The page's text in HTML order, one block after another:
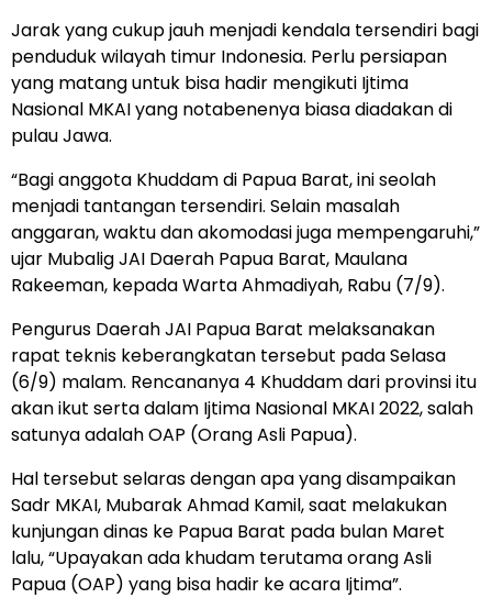
Jarak yang cukup jauh menjadi kendala tersendiri bagi
penduduk wilayah timur Indonesia. Perlu persiapan
yang matang untuk bisa hadir mengikuti Ijtima
Nasional MKAI yang notabenenya biasa diadakan di
pulau Jawa.
“Bagi anggota Khuddam di Papua Barat, ini seolah
menjadi tantangan tersendiri. Selain masalah
anggaran, waktu dan akomodasi juga mempengaruhi,”
ujar Mubalig JAI Daerah Papua Barat, Maulana
Rakeeman, kepada Warta Ahmadiyah, Rabu (7/9).
Pengurus Daerah JAI Papua Barat melaksanakan
rapat teknis keberangkatan tersebut pada Selasa
(6/9) malam. Rencananya 4 Khuddam dari provinsi itu
akan ikut serta dalam Ijtima Nasional MKAI 2022, salah
satunya adalah OAP (Orang Asli Papua).
Hal tersebut selaras dengan apa yang disampaikan
Sadr MKAI, Mubarak Ahmad Kamil, saat melakukan
kunjungan dinas ke Papua Barat pada bulan Maret
lalu, “Upayakan ada khudam terutama orang Asli
Papua (OAP) yang bisa hadir ke acara Ijtima”.